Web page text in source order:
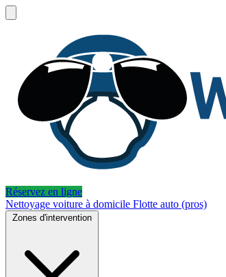
Réservez en ligne
Nettoyage voiture à domicile Flotte auto (pros)
Zones d'intervention